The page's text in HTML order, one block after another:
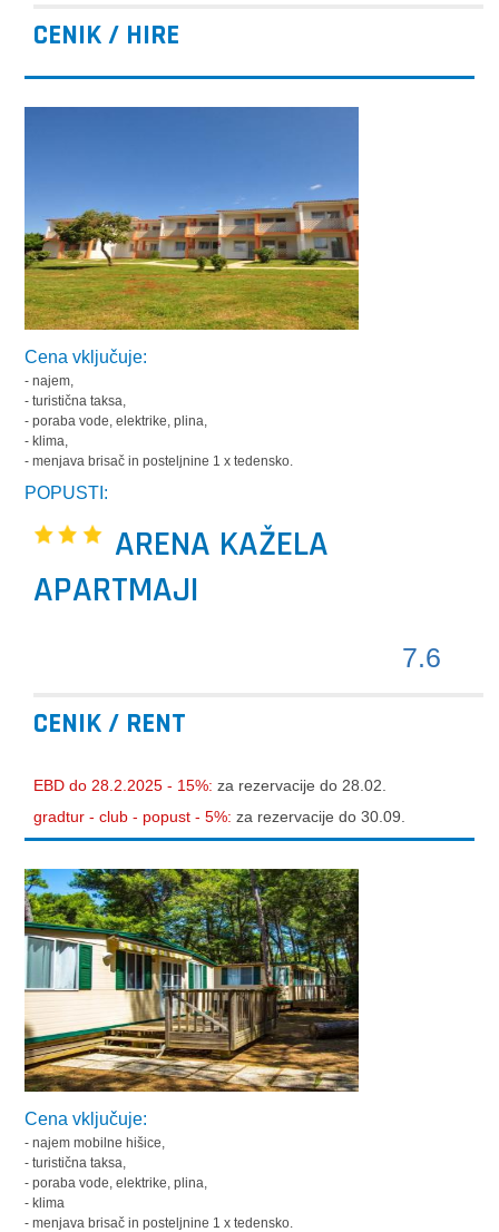
CENIK / HIRE
Cena vključuje:
- najem,
- turistična taksa,
- poraba vode, elektrike, plina,
- klima,
- menjava brisač in posteljnine 1 x tedensko.
POPUSTI:
ARENA KAŽELA
APARTMAJI
7.6
CENIK / RENT
EBD do 28.2.2025 - 15%:za rezervacije do 28.02.
gradtur - club - popust - 5%:za rezervacije do 30.09.
Cena vključuje:
- najem mobilne hišice,
- turistična taksa,
- poraba vode, elektrike, plina,
- klima
- menjava brisač in posteljnine 1 x tedensko.